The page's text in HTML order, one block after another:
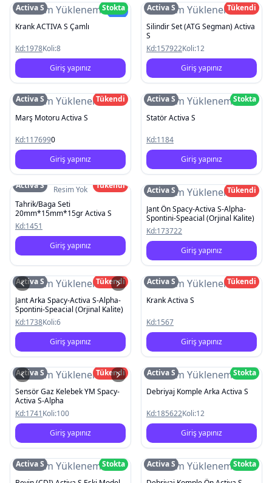
Resim YüklenemediYeni
Activa S
Stokta
Krank ACTIVA S Çamlı
Kd:1978Koli:8
Giriş yapınız
Resim Yüklenemedi
Activa S
Tükendi
Silindir Set (ATG Segman) Activa
S
Kd:157922Koli:12
Giriş yapınız
Resim Yüklenemedi
Activa S
Tükendi
Marş Motoru Activa S
Kd:1176990
Giriş yapınız
Resim Yüklenemedi
Activa S
Stokta
Statör Activa S
Kd:1184
Giriş yapınız
Resim Yok
Activa S
Tükendi
Tahrik/Baga Seti
20mm*15mm*15gr Activa S
Kd:1451
Giriş yapınız
Resim Yüklenemedi
Activa S
Tükendi
Jant Ön Spacy-Activa S-Alpha-
Spontini-Speacial (Orjinal Kalite)
Kd:173722
Giriş yapınız
Resim Yüklenemedi
Activa S
Tükendi
Jant Arka Spacy-Activa S-Alpha-
Spontini-Speacial (Orjinal Kalite)
Kd:1738Koli:6
Giriş yapınız
Resim Yüklenemedi
Activa S
Tükendi
Krank Activa S
Kd:1567
Giriş yapınız
Resim Yüklenemedi
Activa S
Tükendi
Sensör Gaz Kelebek YM Spacy-
Activa S-Alpha
Kd:1741Koli:100
Giriş yapınız
Resim Yüklenemedi
Activa S
Stokta
Debriyaj Komple Arka Activa S
Kd:185622Koli:12
Giriş yapınız
Resim Yüklenemedi
Activa S
Stokta
Resim Yüklenemedi
Activa S
Stokta